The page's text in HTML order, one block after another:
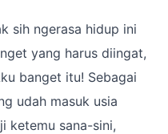
sih ngerasa hidup ini
yang harus diingat,
banget itu! Sebagai
udah masuk usia
ketemu sana-sini,